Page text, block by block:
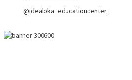
@idealoka_educationcenter